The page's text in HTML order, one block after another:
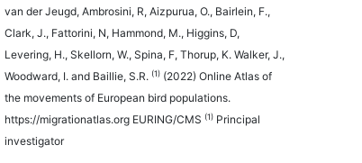
van der Jeugd, Ambrosini, R, Aizpurua, O., Bairlein, F.,
Clark, J., Fattorini, N, Hammond, M., Higgins, D,
Levering, H., Skellorn, W., Spina, F, Thorup, K. Walker, J.,
Woodward, I. and Baillie, S.R. (1) (2022) Online Atlas of
the movements of European bird populations.
https://migrationatlas.org EURING/CMS (1) Principal
investigator